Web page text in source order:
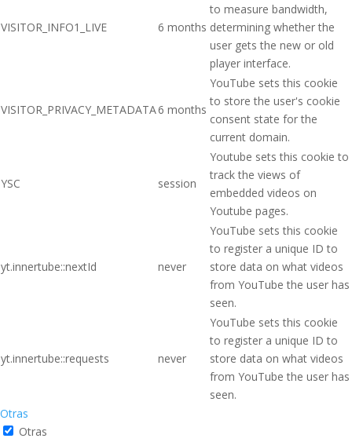
VISITOR_INFO1_LIVE 6 months
to measure bandwidth,
determining whether the
user gets the new or old
player interface.
VISITOR_PRIVACY_METADATA6 months
YouTube sets this cookie
to store the user's cookie
consent state for the
current domain.
YSC session
Youtube sets this cookie to
track the views of
embedded videos on
Youtube pages.
yt.innertube::nextId never
YouTube sets this cookie
to register a unique ID to
store data on what videos
from YouTube the user has
seen.
yt.innertube::requests never
YouTube sets this cookie
to register a unique ID to
store data on what videos
from YouTube the user has
seen.
Otras
Otras